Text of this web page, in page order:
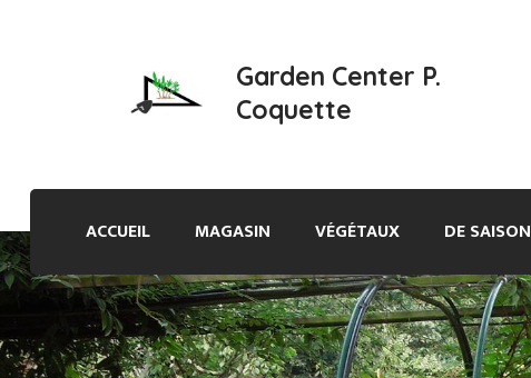
Garden Center P.
Coquette
ACCUEIL MAGASIN VÉGÉTAUX DE SAISON